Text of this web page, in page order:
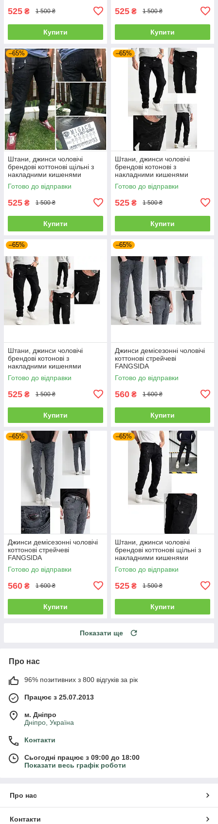
525 ₴ 1 500 ₴
Купити
525 ₴ 1 500 ₴
Купити
–65%
Штани, джинси чоловічі
брендові коттонові щільні з
накладними кишенями
"карго" MIGACH, Туреччина
Готово до відправки
525 ₴ 1 500 ₴
Купити
–65%
Штани, джинси чоловічі
брендові котонові з
накладними кишенями
"карго" MIGACH, Туреччина
Готово до відправки
525 ₴ 1 500 ₴
Купити
–65%
Штани, джинси чоловічі
брендові котонові з
накладними кишенями
"карго" MIGACH, Туреччина
Готово до відправки
525 ₴ 1 500 ₴
Купити
–65%
Джинси демісезонні чоловічі
коттонові стрейчеві
FANGSIDA
Готово до відправки
560 ₴ 1 600 ₴
Купити
–65%
Джинси демісезонні чоловічі
коттонові стрейчеві
FANGSIDA
Готово до відправки
560 ₴ 1 600 ₴
Купити
–65%
Штани, джинси чоловічі
брендові коттонові щільні з
накладними кишенями
"карго" MIGACH, Туреччина
Готово до відправки
525 ₴ 1 500 ₴
Купити
Показати ще
Про нас
96% позитивних з 800 відгуків за рік
Працює з 25.07.2013
м. Дніпро
Дніпро, Україна
Контакти
Сьогодні працює з 09:00 до 18:00
Показати весь графік роботи
Про нас
Контакти